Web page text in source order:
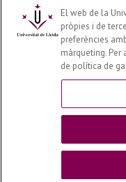
Avís legal
Contactar
Universitat de
El web de la
pròpies i de
preferències
màrqueting. Per
de política de